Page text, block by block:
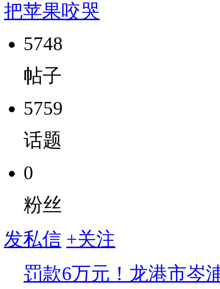
把苹果咬哭
5748
帖子
5759
话题
0
粉丝
发私信 +关注
罚款6万元！龙港市岑